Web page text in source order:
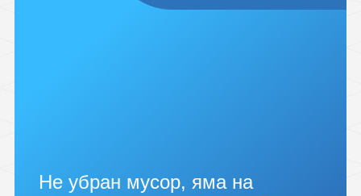
Не убран мусор, яма на